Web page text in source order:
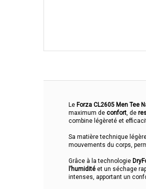
Le Forza CL2605 Men Tee
maximum de confort, de
combine légèreté et
Sa matière technique
mouvements du corps,
Grâce à la technologie
l’humidité et un séchage
intenses, apportant un